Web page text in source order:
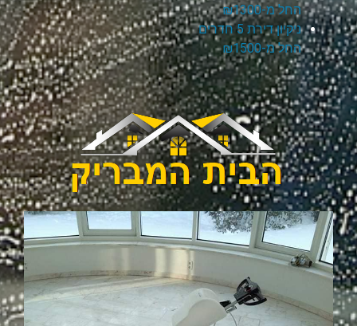
החל מ-₪1300
ניקיון דירת 5 חדרים
החל מ-₪1500